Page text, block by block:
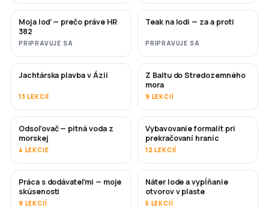
ČOSKORO
Moja loď — prečo práve HR
382
PRIPRAVUJE SA
ČOSKORO
Teak na lodi — za a proti
PRIPRAVUJE SA
ČOSKORO
Jachtárska plavba v Ázii
13 LEKCIÍ
ČOSKORO
Z Baltu do Stredozemného
mora
9 LEKCIÍ
ČOSKORO
Odsoľovač — pitná voda z
morskej
4 LEKCIE
Vybavovanie formalít pri
prekračovaní hraníc
12 LEKCIÍ
ČOSKORO
Práca s dodávateľmi — moje
skúsenosti
9 LEKCIÍ
ČOSKORO
Náter lode a vypĺňanie
otvorov v plaste
5 LEKCIÍ